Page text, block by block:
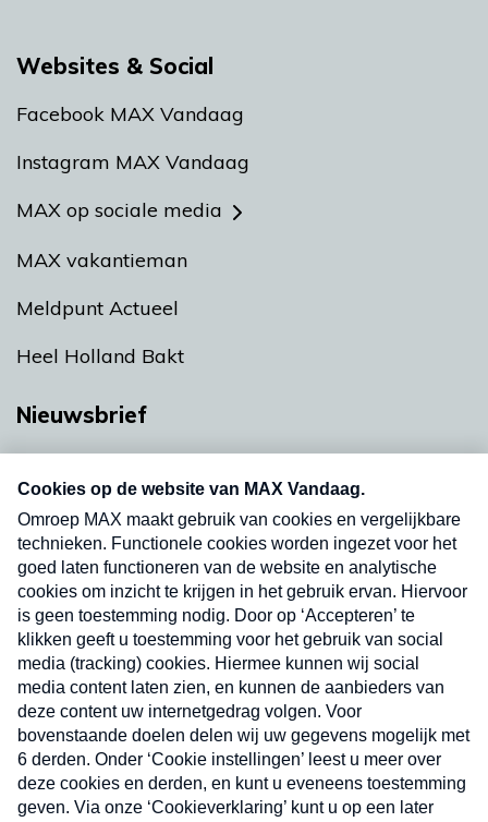
Websites & Social
Facebook MAX Vandaag
Instagram MAX Vandaag
MAX op sociale media
MAX vakantieman
Meldpunt Actueel
Heel Holland Bakt
Nieuwsbrief
nieuwsbrief. Elke vrijdag- en dinsdagochtend in
uw mailbox.
Verzend
Nieuwsbrief